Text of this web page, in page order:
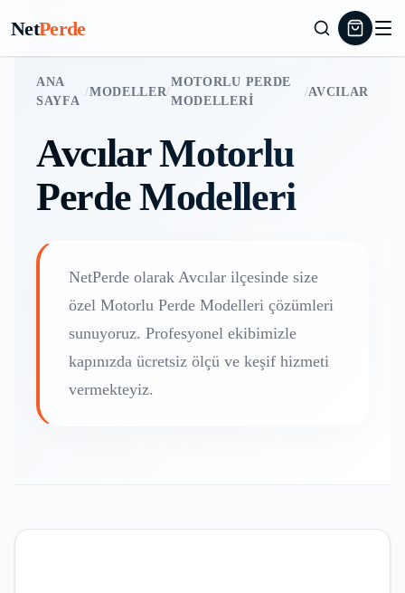
NetPerde
ANA
SAYFA
/MODELLER/
MOTORLU PERDE
MODELLERI
/AVCILAR
AvcılarMotorlu
Perde Modelleri
NetPerde olarak Avcılar ilçesinde size
özel Motorlu Perde Modelleri çözümleri
sunuyoruz. Profesyonel ekibimizle
kapınızda ücretsiz ölçü ve keşif hizmeti
vermekteyiz.